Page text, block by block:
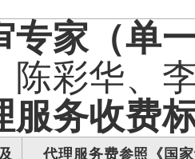
专家（单
陈彩华、
服务收费
代理服务费参照《国